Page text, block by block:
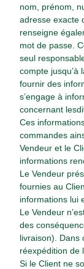
nom, prénom,
adresse exacte
renseigne
mot de passe.
seul
compte jusqu’à
fournir des
s’engage à
concernant
Ces
commandes
Vendeur et le
informations
Le Vendeur
fournies au
informations lui
Le Vendeur
des
livraison). Dans
réexpédition de
Si le Client ne